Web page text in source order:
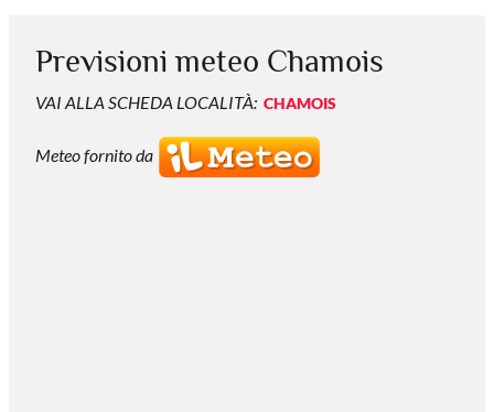
Previsioni meteo Chamois
VAI ALLA SCHEDA LOCALITÀ: CHAMOIS
Meteo fornito da